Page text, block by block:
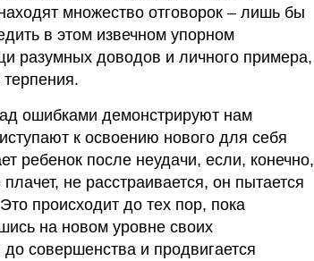
множество отговорок – лишь бы
в этом извечном упорном
разумных доводов и личного примера,
ошибками демонстрируют нам
к освоению нового для себя
ребенок после неудачи, если, конечно,
не расстраивается, он пытается
происходит до тех пор, пока
на новом уровне своих
совершенства и продвигается